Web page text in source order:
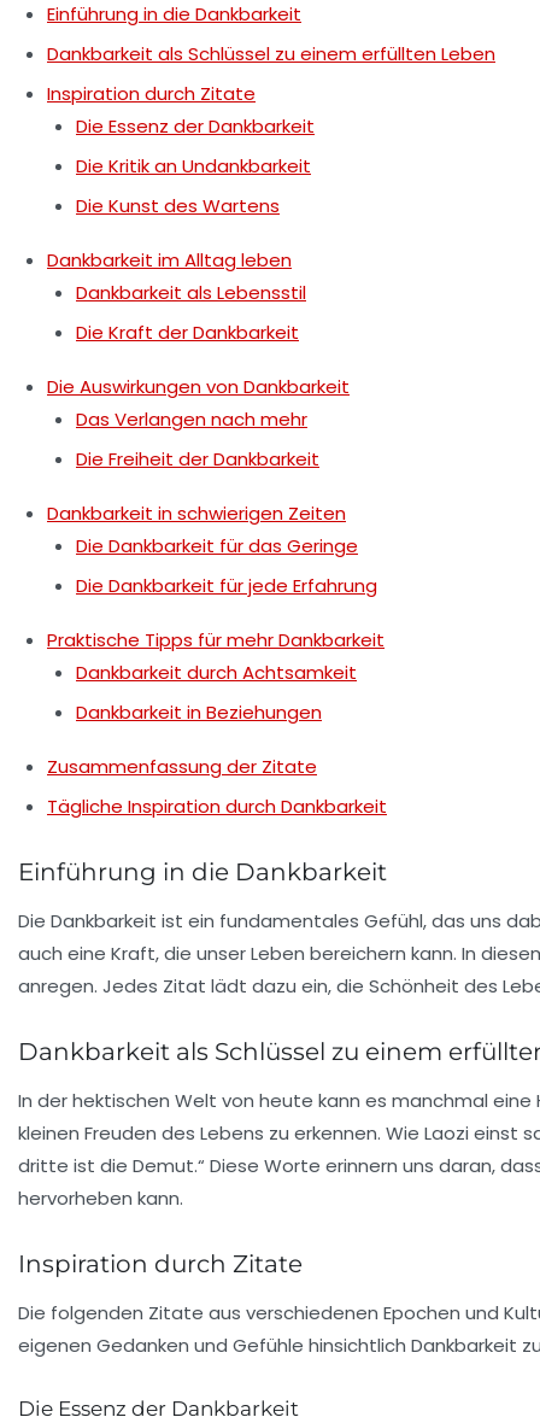
Einführung in die Dankbarkeit
Dankbarkeit als Schlüssel zu einem erfüllten Leben
Inspiration durch Zitate
Die Essenz der Dankbarkeit
Die Kritik an Undankbarkeit
Die Kunst des Wartens
Dankbarkeit im Alltag leben
Dankbarkeit als Lebensstil
Die Kraft der Dankbarkeit
Die Auswirkungen von Dankbarkeit
Das Verlangen nach mehr
Die Freiheit der Dankbarkeit
Dankbarkeit in schwierigen Zeiten
Die Dankbarkeit für das Geringe
Die Dankbarkeit für jede Erfahrung
Praktische Tipps für mehr Dankbarkeit
Dankbarkeit durch Achtsamkeit
Dankbarkeit in Beziehungen
Zusammenfassung der Zitate
Tägliche Inspiration durch Dankbarkeit
Einführung in die Dankbarkeit
Die Dankbarkeit ist ein fundamentales Gefühl, das uns
auch eine Kraft, die unser Leben bereichern kann. In
anregen. Jedes Zitat lädt dazu ein, die Schönheit des
Dankbarkeit als Schlüssel zu einem
In der hektischen Welt von heute kann es manchmal
kleinen Freuden des Lebens zu erkennen. Wie Laozi
dritte ist die Demut.“ Diese Worte erinnern uns daran,
hervorheben kann.
Inspiration durch Zitate
Die folgenden Zitate aus verschiedenen Epochen und
eigenen Gedanken und Gefühle hinsichtlich Dankbarkeit
Die Essenz der Dankbarkeit